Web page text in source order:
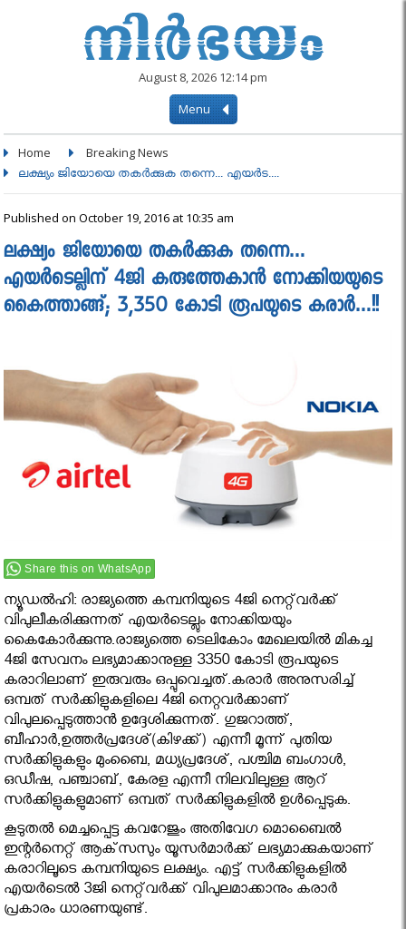
August 8, 2026 12:14 pm
Menu
Home Breaking News
ലക്ഷ്യം ജിയോയെ തകർക്കുക തന്നെ... എയര്‍ട....
Published on October 19, 2016 at 10:35 am
ലക്ഷ്യം ജിയോയെ തകർക്കുക തന്നെ…
എയര്‍ടെല്ലിന് 4ജി കരുത്തേകാന്‍ നോക്കിയയുടെ
കൈത്താങ്ങ്; 3,350 കോടി രൂപയുടെ കരാർ…!!
Share this on WhatsApp
ന്യൂഡല്‍ഹി: രാജ്യത്തെ കമ്പനിയുടെ 4ജി നെറ്റ്‌വര്‍ക്ക്
വിപുലീകരിക്കുന്നത് എയര്‍ടെല്ലും നോക്കിയയും
കൈകോര്‍ക്കുന്നു.രാജ്യത്തെ ടെലികോം മേഖലയില്‍ മികച്ച
4ജി സേവനം ലഭ്യമാക്കാനുള്ള 3350 കോടി രൂപയുടെ
കരാറിലാണ് ഇരുവരും ഒപ്പുവെച്ചത്.കരാര്‍ അനുസരിച്ച്
ഒമ്പത് സര്‍ക്കിളുകളിലെ 4ജി നെറ്റവര്‍ക്കാണ്
വിപുലപ്പെടുത്താന്‍ ഉദ്ദേശിക്കുന്നത്. ഗുജറാത്ത്,
ബീഹാര്‍,ഉത്തര്‍പ്രദേശ്(കിഴക്ക്) എന്നീ മൂന്ന് പുതിയ
സര്‍ക്കിളുകളും മുംബൈ, മധ്യപ്രദേശ്, പശ്ചിമ ബംഗാള്‍,
ഒഡീഷ, പഞ്ചാബ്, കേരള എന്നീ നിലവിലുള്ള ആറ്
സര്‍ക്കിളുകളുമാണ് ഒമ്പത് സര്‍ക്കിളുകളില്‍ ഉള്‍പ്പെടുക.
കൂടുതല്‍ മെച്ചപ്പെട്ട കവറേജും അതിവേഗ മൊബൈല്‍
ഇന്റര്‍നെറ്റ് ആക്‌സസും യൂസര്‍മാര്‍ക്ക് ലഭ്യമാക്കുകയാണ്
കരാറിലൂടെ കമ്പനിയുടെ ലക്ഷ്യം. എട്ട് സര്‍ക്കിളുകളില്‍
എയര്‍ടെല്‍ 3ജി നെറ്റ്‌വര്‍ക്ക് വിപുലമാക്കാനും കരാര്‍
പ്രകാരം ധാരണയുണ്ട്.